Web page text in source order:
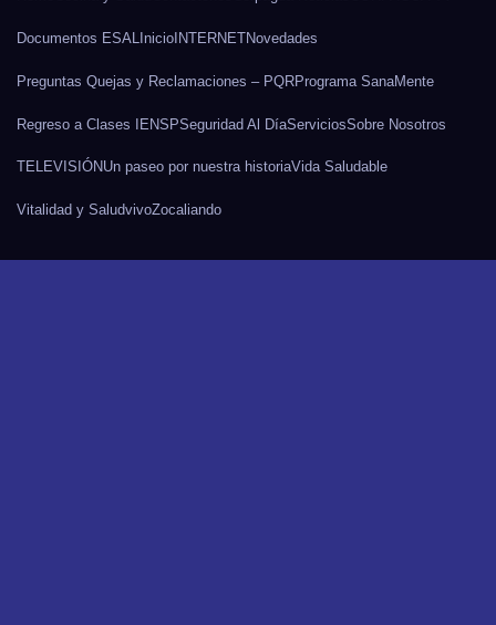
Documentos ESAL Inicio INTERNETNovedades
Preguntas Quejas y Reclamaciones – PQRPrograma SanaMente
Regreso a Clases IENSPSeguridad Al DíaServiciosSobre Nosotros
TELEVISIÓNUn paseo por nuestra historiaVida Saludable
Vitalidad y SaludvivoZocaliando